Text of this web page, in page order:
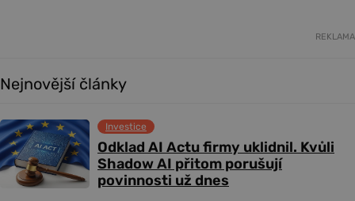
REKLAMA
Nejnovější články
Odklad AI Actu firmy uklidnil. Kvůli
Shadow AI přitom porušují
povinnosti už dnes
Investice